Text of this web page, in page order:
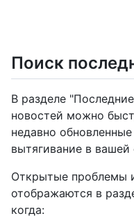
Поиск
В разделе
новостей можно
недавно
вытягивание в вашей
Открытые проблемы
отображаются в
когда: